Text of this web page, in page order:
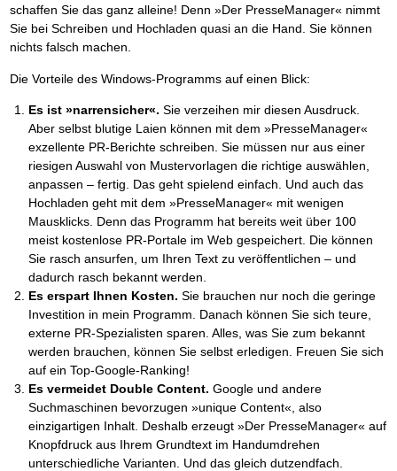
schaffen Sie das ganz alleine! Denn »Der PresseManager« nimmt
Sie bei Schreiben und Hochladen quasi an die Hand. Sie können
nichts falsch machen.
Die Vorteile des Windows-Programms auf einen Blick:
Es ist »narrensicher«.Sie verzeihen mir diesen Ausdruck.
Aber selbst blutige Laien können mit dem »PresseManager«
exzellente PR-Berichte schreiben. Sie müssen nur aus einer
riesigen Auswahl von Mustervorlagen die richtige auswählen,
anpassen – fertig. Das geht spielend einfach. Und auch das
Hochladen geht mit dem »PresseManager« mit wenigen
Mausklicks. Denn das Programm hat bereits weit über 100
meist kostenlose PR-Portale im Web gespeichert. Die können
Sie rasch ansurfen, um Ihren Text zu veröffentlichen – und
dadurch rasch bekannt werden.
Es erspart Ihnen Kosten.Sie brauchen nur noch die geringe
Investition in mein Programm. Danach können Sie sich teure,
externe PR-Spezialisten sparen. Alles, was Sie zum bekannt
werden brauchen, können Sie selbst erledigen. Freuen Sie sich
auf ein Top-Google-Ranking!
Es vermeidet Double Content. Google und andere
Suchmaschinen bevorzugen »unique Content«, also
einzigartigen Inhalt. Deshalb erzeugt »Der PresseManager« auf
Knopfdruck aus Ihrem Grundtext im Handumdrehen
unterschiedliche Varianten. Und das gleich dutzendfach.